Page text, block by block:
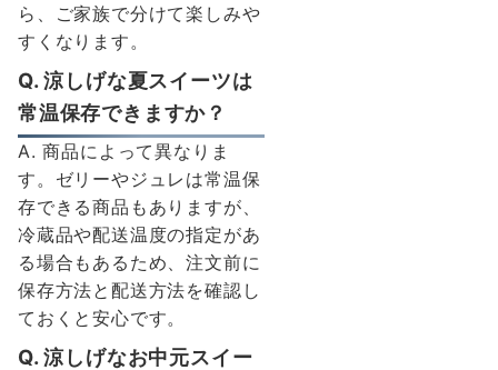
ら、ご家族で分けて楽しみや
すくなります。
Q. 涼しげな夏スイーツは
常温保存できますか？
A. 商品によって異なりま
す。ゼリーやジュレは常温保
存できる商品もありますが、
冷蔵品や配送温度の指定があ
る場合もあるため、注文前に
保存方法と配送方法を確認し
ておくと安心です。
Q. 涼しげなお中元スイー